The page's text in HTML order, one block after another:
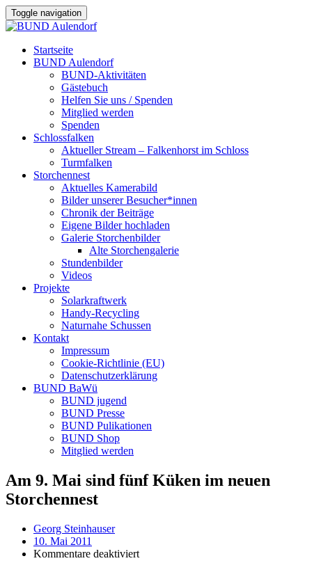
Toggle navigation
Startseite
BUND Aulendorf
BUND-Aktivitäten
Gästebuch
Helfen Sie uns / Spenden
Mitglied werden
Spenden
Schlossfalken
Aktueller Stream – Falkenhorst im Schloss
Turmfalken
Storchennest
Aktuelles Kamerabild
Bilder unserer Besucher*innen
Chronik der Beiträge
Eigene Bilder hochladen
Galerie Storchenbilder
Alte Storchengalerie
Stundenbilder
Videos
Projekte
Solarkraftwerk
Handy-Recycling
Naturnahe Schussen
Kontakt
Impressum
Cookie-Richtlinie (EU)
Datenschutzerklärung
BUND BaWü
BUND jugend
BUND Presse
BUND Pulikationen
BUND Shop
Mitglied werden
Am 9. Mai sind fünf Küken im neuen
Storchennest
Georg Steinhauser
10. Mai 2011
Kommentare deaktiviertfür